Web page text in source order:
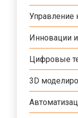
Управление
Инновации
Цифровые
3D